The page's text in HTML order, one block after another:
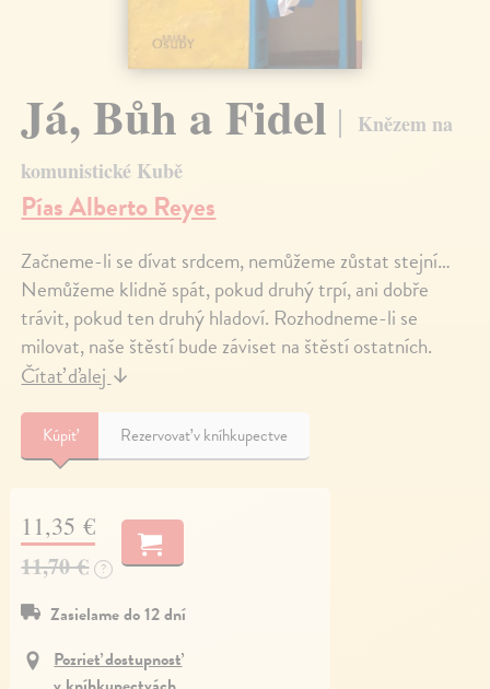
Já, Bůh a Fidel
Knězem na
komunistické Kubě
Pías Alberto Reyes
Začneme-li se dívat srdcem, nemůžeme zůstat stejní…
Nemůžeme klidně spát, pokud druhý trpí, ani dobře
trávit, pokud ten druhý hladoví. Rozhodneme-li se
milovat, naše štěstí bude záviset na štěstí ostatních.
Čítať ďalej↓
Kúpiť Rezervovať v kníhkupectve
11,35 €
11,70 €
?
Zasielame do 12 dní
Pozrieť dostupnosť